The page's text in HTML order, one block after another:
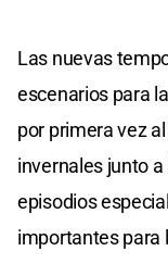
Las nuevas
escenarios para
por primera vez
invernales junto
episodios
importantes para